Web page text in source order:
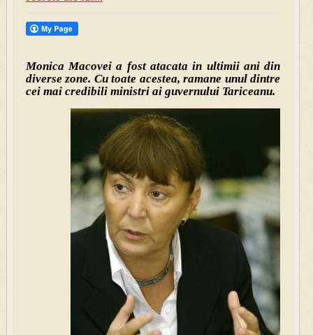
Monica Macovei a fost atacata in ultimii ani din
diverse zone. Cu toate acestea, ramane unul dintre
cei mai credibili ministri ai guvernului Tariceanu.